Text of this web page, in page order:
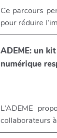
Ce parcours
pour réduire
ADEME: un
numérique
L’ADEME
collaborateurs